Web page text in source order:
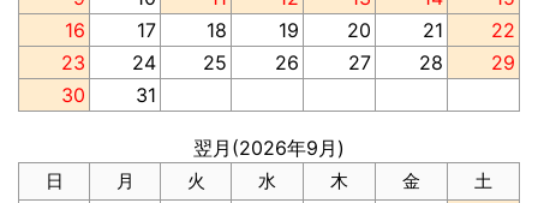
16
17 18 19 20 21
22
23
24 25 26 27 28
29
30
31
翌月(2026年9月)
日 月 火 水 木 金 土